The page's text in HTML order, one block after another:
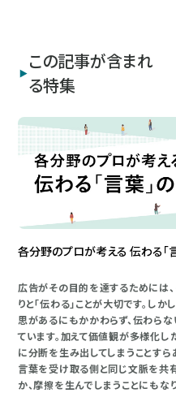
この記事が含まれ
る特集
各分野のプロが考える 伝わる「
広告がその目的を達するためには
りと「伝わる」ことが大切です。し
思があるにもかかわらず、伝わら
ています。加えて価値観が多様化し
に分断を生み出してしまうことすら
言葉を受け取る側と同じ文脈を共
か、摩擦を生んでしまうことにもな